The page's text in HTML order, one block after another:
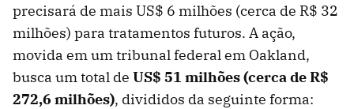
precisará de mais US$ 6 milhões (cerca de R$ 32
milhões) para tratamentos futuros. A ação,
movida em um tribunal federal em Oakland,
busca um total de US$ 51 milhões (cerca de R$
272,6 milhões), divididos da seguinte forma: